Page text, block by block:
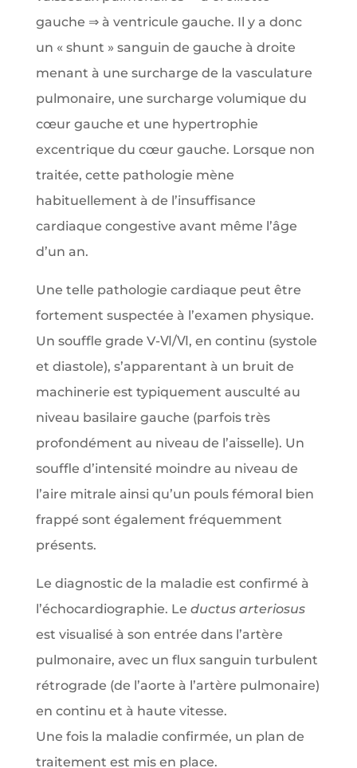
gauche ⇒ à ventricule gauche. Il y a donc
un « shunt » sanguin de gauche à droite
menant à une surcharge de la vasculature
pulmonaire, une surcharge volumique du
cœur gauche et une hypertrophie
excentrique du cœur gauche. Lorsque non
traitée, cette pathologie mène
habituellement à de l’insuffisance
cardiaque congestive avant même l’âge
d’un an.
Une telle pathologie cardiaque peut être
fortement suspectée à l’examen physique.
Un souffle grade V-Ⅵ/Ⅵ, en continu (systole
et diastole), s’apparentant à un bruit de
machinerie est typiquement ausculté au
niveau basilaire gauche (parfois très
profondément au niveau de l’aisselle). Un
souffle d’intensité moindre au niveau de
l’aire mitrale ainsi qu’un pouls fémoral bien
frappé sont également fréquemment
présents.
Le diagnostic de la maladie est confirmé à
l’échocardiographie. Le ductus arteriosus
est visualisé à son entrée dans l’artère
pulmonaire, avec un flux sanguin turbulent
rétrograde (de l’aorte à l’artère pulmonaire)
en continu et à haute vitesse.
Une fois la maladie confirmée, un plan de
traitement est mis en place.